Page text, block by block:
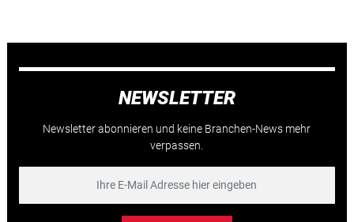
NEWSLETTER
Newsletter abonnieren und keine Branchen-News mehr
verpassen.